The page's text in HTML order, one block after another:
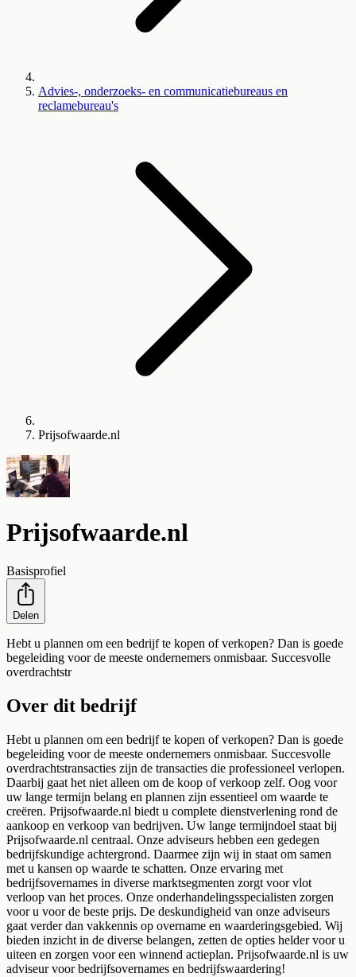
Advies-, onderzoeks- en communicatiebureaus en
reclamebureau's
Prijsofwaarde.nl
Prijsofwaarde.nl
Basisprofiel
Delen
Hebt u plannen om een bedrijf te kopen of verkopen? Dan is goede
begeleiding voor de meeste ondernemers onmisbaar. Succesvolle
overdrachtstr
Over dit bedrijf
Hebt u plannen om een bedrijf te kopen of verkopen? Dan is goede
begeleiding voor de meeste ondernemers onmisbaar. Succesvolle
overdrachtstransacties zijn de transacties die professioneel verlopen.
Daarbij gaat het niet alleen om de koop of verkoop zelf. Oog voor
uw lange termijn belang en plannen zijn essentieel om waarde te
creëren. Prijsofwaarde.nl biedt u complete dienstverlening rond de
aankoop en verkoop van bedrijven. Uw lange termijndoel staat bij
Prijsofwaarde.nl centraal. Onze adviseurs hebben een gedegen
bedrijfskundige achtergrond. Daarmee zijn wij in staat om samen
met u kansen op waarde te schatten. Onze ervaring met
bedrijfsovernames in diverse marktsegmenten zorgt voor vlot
verloop van het proces. Onze onderhandelingsspecialisten zorgen
voor u voor de beste prijs. De deskundigheid van onze adviseurs
gaat verder dan vakkennis op overname en waarderingsgebied. Wij
bieden inzicht in de diverse belangen, zetten de opties helder voor u
uiteen en zorgen voor een winnend actieplan. Prijsofwaarde.nl is uw
adviseur voor bedrijfsovernames en bedrijfswaardering!